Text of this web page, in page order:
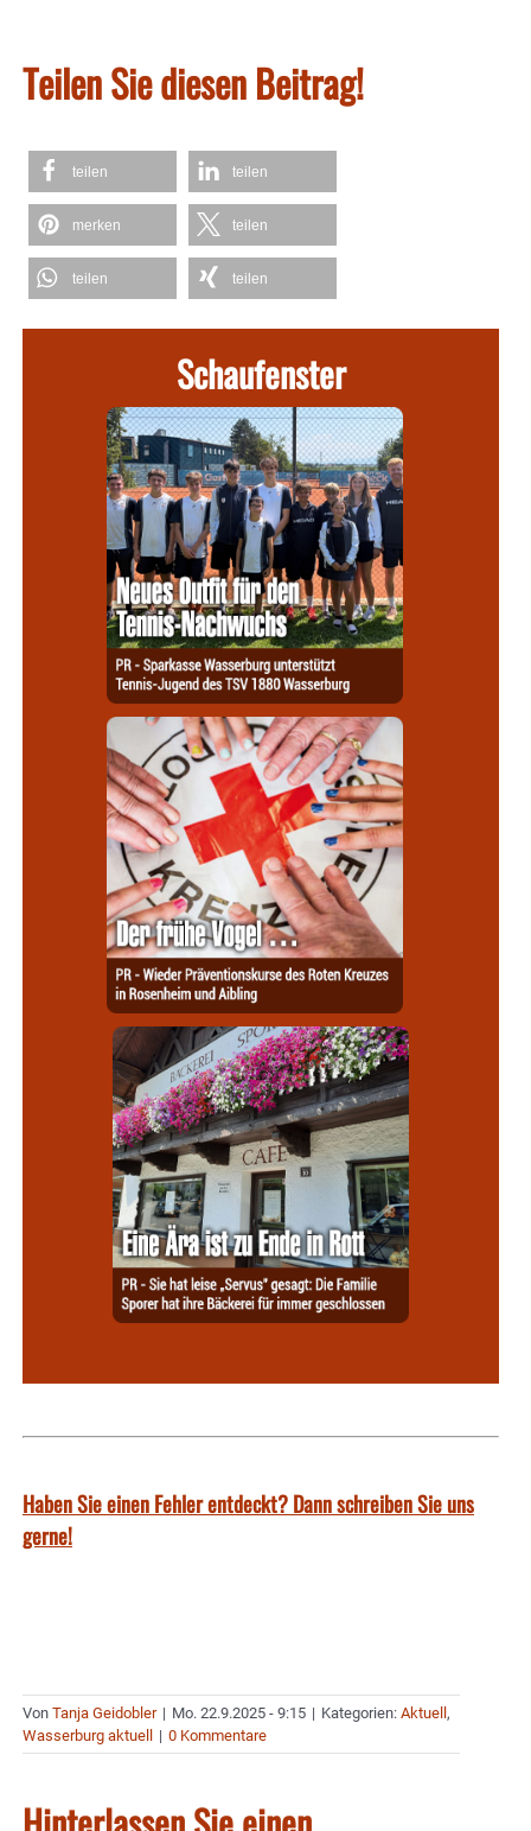
Teilen Sie diesen Beitrag!
teilen teilen
merken teilen
teilen teilen
Schaufenster
Haben Sie einen Fehler entdeckt? Dann schreiben Sie uns
gerne!
Von Tanja Geidobler | Mo. 22.9.2025 - 9:15 | Kategorien: Aktuell ,
Wasserburg aktuell
| 0 Kommentare